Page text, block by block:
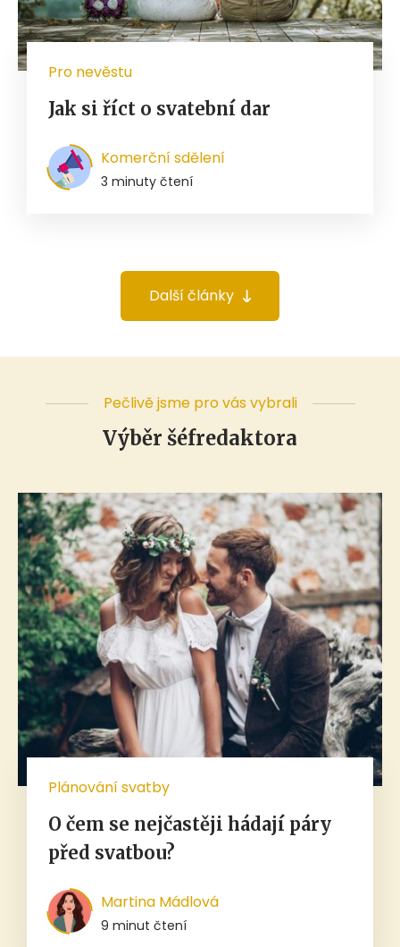
Pro nevěstu
Jak si říct o svatební dar
Komerční sdělení
3 minuty čtení
Další články
Pečlivě jsme pro vás vybrali
Výběr šéfredaktora
Plánování svatby
O čem se nejčastěji hádají páry
před svatbou?
Martina Mádlová
9 minut čtení